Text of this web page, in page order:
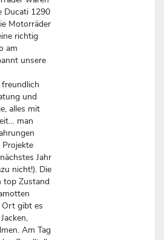
Ducati 1290
Motorräder
richtig
am
unsere
und
alles mit
man
Projekte
Jahr
nicht!). Die
top Zustand
Ort gibt es
Am Tag